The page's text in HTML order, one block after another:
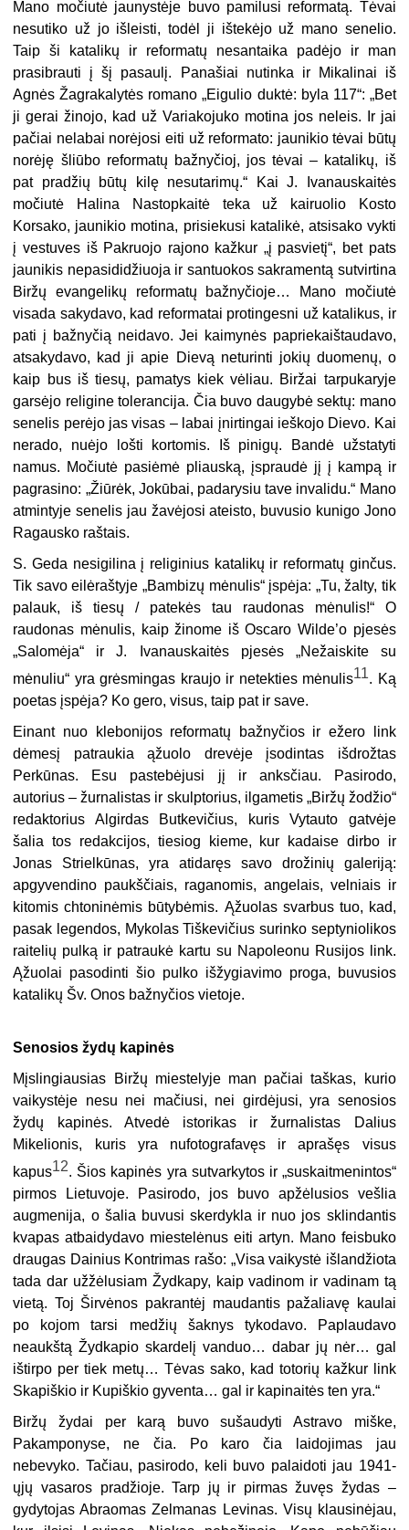
Mano močiutė jaunystėje buvo pamilusi reformatą. Tėvai
nesutiko už jo išleisti, todėl ji ištekėjo už mano senelio.
Taip ši katalikų ir reformatų nesantaika padėjo ir man
prasibrauti į šį pasaulį. Panašiai nutinka ir Mikalinai iš
Agnės Žagrakalytės romano „Eigulio duktė: byla 117“: „Bet
ji gerai žinojo, kad už Variakojuko motina jos neleis. Ir jai
pačiai nelabai norėjosi eiti už reformato: jaunikio tėvai būtų
norėję šliūbo reformatų bažnyčioj, jos tėvai – katalikų, iš
pat pradžių būtų kilę nesutarimų.“ Kai J. Ivanauskaitės
močiutė Halina Nastopkaitė teka už kairuolio Kosto
Korsako, jaunikio motina, prisiekusi katalikė, atsisako vykti
į vestuves iš Pakruojo rajono kažkur „į pasvietį“, bet pats
jaunikis nepasididžiuoja ir santuokos sakramentą sutvirtina
Biržų evangelikų reformatų bažnyčioje… Mano močiutė
visada sakydavo, kad reformatai protingesni už katalikus, ir
pati į bažnyčią neidavo. Jei kaimynės papriekaištaudavo,
atsakydavo, kad ji apie Dievą neturinti jokių duomenų, o
kaip bus iš tiesų, pamatys kiek vėliau. Biržai tarpukaryje
garsėjo religine tolerancija. Čia buvo daugybė sektų: mano
senelis perėjo jas visas – labai įnirtingai ieškojo Dievo. Kai
nerado, nuėjo lošti kortomis. Iš pinigų. Bandė užstatyti
namus. Močiutė pasiėmė pliauską, įspraudė jį į kampą ir
pagrasino: „Žiūrėk, Jokūbai, padarysiu tave invalidu.“ Mano
atmintyje senelis jau žavėjosi ateisto, buvusio kunigo Jono
Ragausko raštais.
S. Geda nesigilina į religinius katalikų ir reformatų ginčus.
Tik savo eilėraštyje „Bambizų mėnulis“ įspėja: „Tu, žalty, tik
palauk, iš tiesų / patekės tau raudonas mėnulis!“ O
raudonas mėnulis, kaip žinome iš Oscaro Wilde’o pjesės
„Salomėja“ ir J. Ivanauskaitės pjesės „Nežaiskite su
mėnuliu“ yra grėsmingas kraujo ir netekties mėnulis11. Ką
poetas įspėja? Ko gero, visus, taip pat ir save.
Einant nuo klebonijos reformatų bažnyčios ir ežero link
dėmesį patraukia ąžuolo drevėje įsodintas išdrožtas
Perkūnas. Esu pastebėjusi jį ir anksčiau. Pasirodo,
autorius – žurnalistas ir skulptorius, ilgametis „Biržų žodžio“
redaktorius Algirdas Butkevičius, kuris Vytauto gatvėje
šalia tos redakcijos, tiesiog kieme, kur kadaise dirbo ir
Jonas Strielkūnas, yra atidaręs savo drožinių galeriją:
apgyvendino paukščiais, raganomis, angelais, velniais ir
kitomis chtoninėmis būtybėmis. Ąžuolas svarbus tuo, kad,
pasak legendos, Mykolas Tiškevičius surinko septyniolikos
raitelių pulką ir patraukė kartu su Napoleonu Rusijos link.
Ąžuolai pasodinti šio pulko išžygiavimo proga, buvusios
katalikų Šv. Onos bažnyčios vietoje.
Senosios žydų kapinės
Mįslingiausias Biržų miestelyje man pačiai taškas, kurio
vaikystėje nesu nei mačiusi, nei girdėjusi, yra senosios
žydų kapinės. Atvedė istorikas ir žurnalistas Dalius
Mikelionis, kuris yra nufotografavęs ir aprašęs visus
kapus12. Šios kapinės yra sutvarkytos ir „suskaitmenintos“
pirmos Lietuvoje. Pasirodo, jos buvo apžėlusios vešlia
augmenija, o šalia buvusi skerdykla ir nuo jos sklindantis
kvapas atbaidydavo miestelėnus eiti artyn. Mano feisbuko
draugas Dainius Kontrimas rašo: „Visa vaikystė išlandžiota
tada dar užžėlusiam Žydkapy, kaip vadinom ir vadinam tą
vietą. Toj Širvėnos pakrantėj maudantis pažaliavę kaulai
po kojom tarsi medžių šaknys tykodavo. Paplaudavo
neaukštą Žydkapio skardelį vanduo… dabar jų nėr… gal
ištirpo per tiek metų… Tėvas sako, kad totorių kažkur link
Skapiškio ir Kupiškio gyventa… gal ir kapinaitės ten yra.“
Biržų žydai per karą buvo sušaudyti Astravo miške,
Pakamponyse, ne čia. Po karo čia laidojimas jau
nebevyko. Tačiau, pasirodo, keli buvo palaidoti jau 1941-
ųjų vasaros pradžioje. Tarp jų ir pirmas žuvęs žydas –
gydytojas Abraomas Zelmanas Levinas. Visų klausinėjau,